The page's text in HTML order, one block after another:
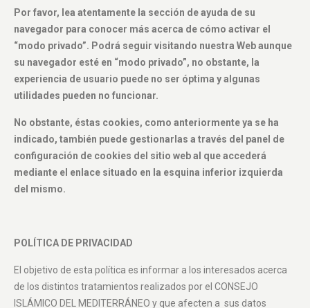
Por favor, lea atentamente la sección de ayuda de su
navegador para conocer más acerca de cómo activar el
“modo privado”. Podrá seguir visitando nuestra Web aunque
su navegador esté en “modo privado”, no obstante, la
experiencia de usuario puede no ser óptima y algunas
utilidades pueden no funcionar.
No obstante, éstas cookies, como anteriormente ya se ha
indicado, también puede gestionarlas a través del panel de
configuración de cookies del sitio web al que accederá
mediante el enlace situado en la esquina inferior izquierda
del mismo.
POLÍTICA DE PRIVACIDAD
El objetivo de esta política es informar a los interesados acerca
de los distintos tratamientos realizados por el CONSEJO
ISLÁMICO DEL MEDITERRÁNEO y que afecten a sus datos